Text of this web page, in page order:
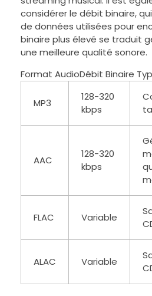
considérer le débit binaire,
de données utilisées pour
binaire plus élevé se traduit
une meilleure qualité sonore.
Format AudioDébit Binaire
MP3
128-320
kbps
AAC
128-320
kbps
FLAC Variable
ALAC Variable